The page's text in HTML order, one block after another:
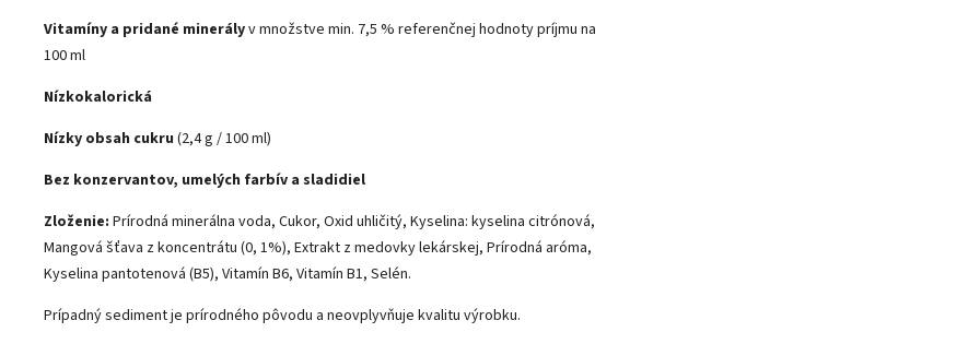
Vitamíny a pridané minerályv množstve min. 7,5 % referenčnej hodnoty príjmu na
100 ml
Nízkokalorická
Nízky obsah cukru (2,4 g / 100 ml)
Bez konzervantov, umelých farbív a sladidiel
Zloženie: Prírodná minerálna voda, Cukor, Oxid uhličitý, Kyselina: kyselina citrónová,
Mangová šťava z koncentrátu (0, 1%), Extrakt z medovky lekárskej, Prírodná aróma,
Kyselina pantotenová (B5), Vitamín B6, Vitamín B1, Selén.
Prípadný sediment je prírodného pôvodu a neovplyvňuje kvalitu výrobku.